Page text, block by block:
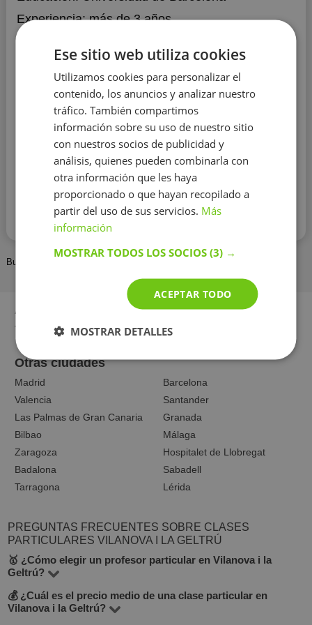
Experiencia: más de 3 años
es enseñar y lo intento hacer de forma innovadora y
dinámica, donde el alumno aprenda a través del
juego y de nuevas metodologías, con el objetivo de
potenciar en el un aprendizaje óptimo y no
memorístico. Me considero una persona paciente y con
herramientas diversas para enseñar, soy perfeccionista
y muy cercana, esto ayuda a que pueda dar las clases
tal y como me gusta, con el objetivo de aprender y
pasarlo bien mientras se adquieren nuevos
conocimientos.
Mostrar más
Contactar con el tutor
BuscaTuProfesor
Asignaturas populares en su ciudad
Todas las asignaturas
Otras ciudades
Madrid
Barcelona
Valencia
Santander
Las Palmas de Gran Canaria
Granada
Bilbao
Málaga
Zaragoza
Hospitalet de Llobregat
Badalona
Sabadell
Tarragona
Lérida
PREGUNTAS FRECUENTES SOBRE CLASES
PARTICULARES VILANOVA I LA GELTRÚ
🥇 ¿Cómo elegir un profesor particular en Vilanova i la
Geltrú?
En BuscaTuProfesor hay 3 profesores que imparten más
de 8 asignaturas. Para elegir el mejor profesor en
💰 ¿Cuál es el precio medio de una clase particular en
Vilanova i la Geltrú?
Ese sitio web utiliza cookies
Utilizamos cookies para personalizar el
contenido, los anuncios y analizar nuestro
tráfico. También compartimos
información sobre su uso de nuestro sitio
con nuestros socios de publicidad y
análisis, quienes pueden combinarla con
otra información que les haya
proporcionado o que hayan recopilado a
partir del uso de sus servicios. Más
información
MOSTRAR TODOS LOS SOCIOS(3) →
ACEPTAR TODO
MOSTRAR DETALLES